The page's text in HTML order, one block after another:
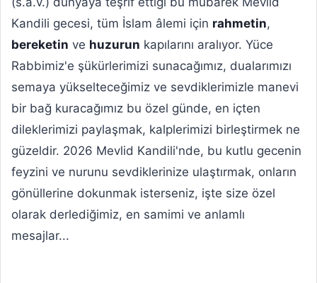
Kandili gecesi, tüm İslam âlemi için rahmetin,
bereketin ve huzurun kapılarını aralıyor. Yüce
Rabbimiz'e şükürlerimizi sunacağımız, dualarımızı
semaya yükselteceğimiz ve sevdiklerimizle manevi
bir bağ kuracağımız bu özel günde, en içten
dileklerimizi paylaşmak, kalplerimizi birleştirmek ne
güzeldir. 2026 Mevlid Kandili'nde, bu kutlu gecenin
feyzini ve nurunu sevdiklerinize ulaştırmak, onların
gönüllerine dokunmak isterseniz, işte size özel
olarak derlediğimiz, en samimi ve anlamlı
mesajlar...